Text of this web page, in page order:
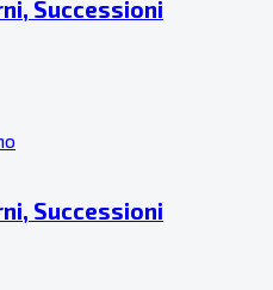
Successioni
Successioni